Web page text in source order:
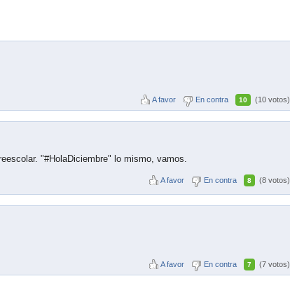
A favor En contra 10 (10 votos)
"#HolaDiciembre" lo mismo, vamos.
A favor En contra 8 (8 votos)
A favor En contra 7 (7 votos)